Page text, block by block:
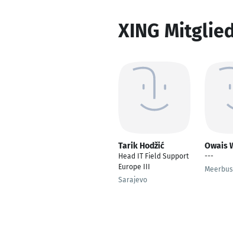
XING
Tarik Hodžić
Head IT Field Support
Europe III
Sarajevo
Owais
---